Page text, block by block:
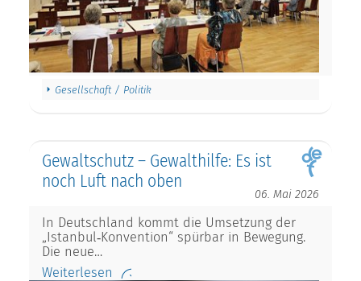
Gesellschaft / Politik
Gewaltschutz – Gewalthilfe: Es ist
noch Luft nach oben
06. Mai 2026
In Deutschland kommt die Umsetzung der
„Istanbul‑Konvention“ spürbar in Bewegung.
Die neue…
Weiterlesen